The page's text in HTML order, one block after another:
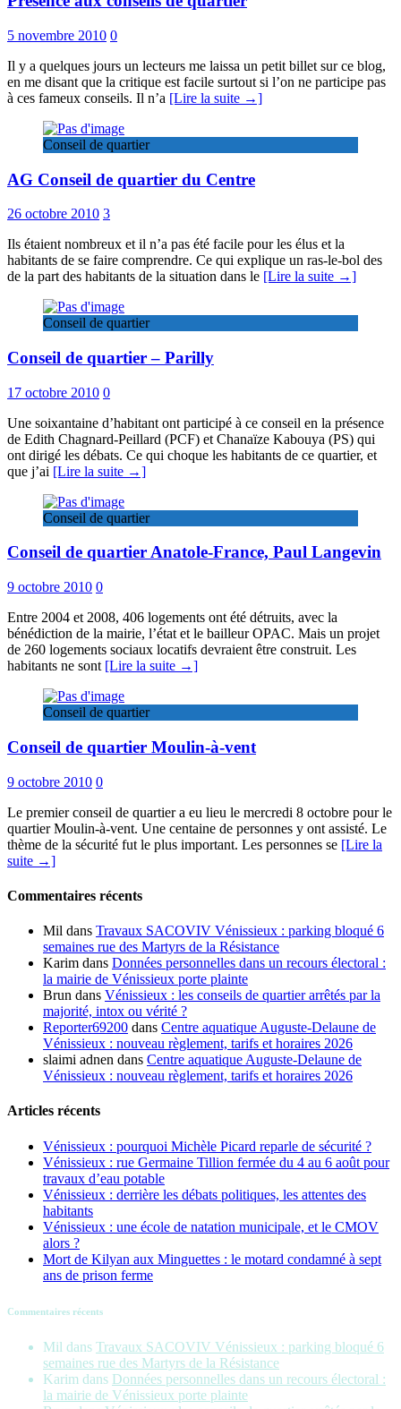
5 novembre 2010 0
Il y a quelques jours un lecteurs me laissa un petit billet sur ce blog,
en me disant que la critique est facile surtout si l’on ne participe pas
à ces fameux conseils. Il n’a [Lire la suite →]
Conseil de quartier
AG Conseil de quartier du Centre
26 octobre 2010 3
Ils étaient nombreux et il n’a pas été facile pour les élus et la
habitants de se faire comprendre. Ce qui explique un ras-le-bol des
de la part des habitants de la situation dans le [Lire la suite →]
Conseil de quartier
Conseil de quartier – Parilly
17 octobre 2010 0
Une soixantaine d’habitant ont participé à ce conseil en la présence
de Edith Chagnard-Peillard (PCF) et Chanaïze Kabouya (PS) qui
ont dirigé les débats. Ce qui choque les habitants de ce quartier, et
que j’ai [Lire la suite →]
Conseil de quartier
Conseil de quartier Anatole-France, Paul Langevin
9 octobre 2010 0
Entre 2004 et 2008, 406 logements ont été détruits, avec la
bénédiction de la mairie, l’état et le bailleur OPAC. Mais un projet
de 260 logements sociaux locatifs devraient être construit. Les
habitants ne sont [Lire la suite →]
Conseil de quartier
Conseil de quartier Moulin-à-vent
9 octobre 2010 0
Le premier conseil de quartier a eu lieu le mercredi 8 octobre pour le
quartier Moulin-à-vent. Une centaine de personnes y ont assisté. Le
thème de la sécurité fut le plus important. Les personnes se [Lire la
suite →]
Commentaires récents
Mil dans Travaux SACOVIV Vénissieux : parking bloqué 6
semaines rue des Martyrs de la Résistance
Karim dans Données personnelles dans un recours électoral :
la mairie de Vénissieux porte plainte
Brun dans Vénissieux : les conseils de quartier arrêtés par la
majorité, intox ou vérité ?
Reporter69200 dans Centre aquatique Auguste-Delaune de
Vénissieux : nouveau règlement, tarifs et horaires 2026
slaimi adnen dans Centre aquatique Auguste-Delaune de
Vénissieux : nouveau règlement, tarifs et horaires 2026
Articles récents
Vénissieux : pourquoi Michèle Picard reparle de sécurité ?
Vénissieux : rue Germaine Tillion fermée du 4 au 6 août pour
travaux d’eau potable
Vénissieux : derrière les débats politiques, les attentes des
habitants
Vénissieux : une école de natation municipale, et le CMOV
alors ?
Mort de Kilyan aux Minguettes : le motard condamné à sept
ans de prison ferme
Commentaires récents
Mil dans Travaux SACOVIV Vénissieux : parking bloqué 6
semaines rue des Martyrs de la Résistance
Karim dans Données personnelles dans un recours électoral :
la mairie de Vénissieux porte plainte